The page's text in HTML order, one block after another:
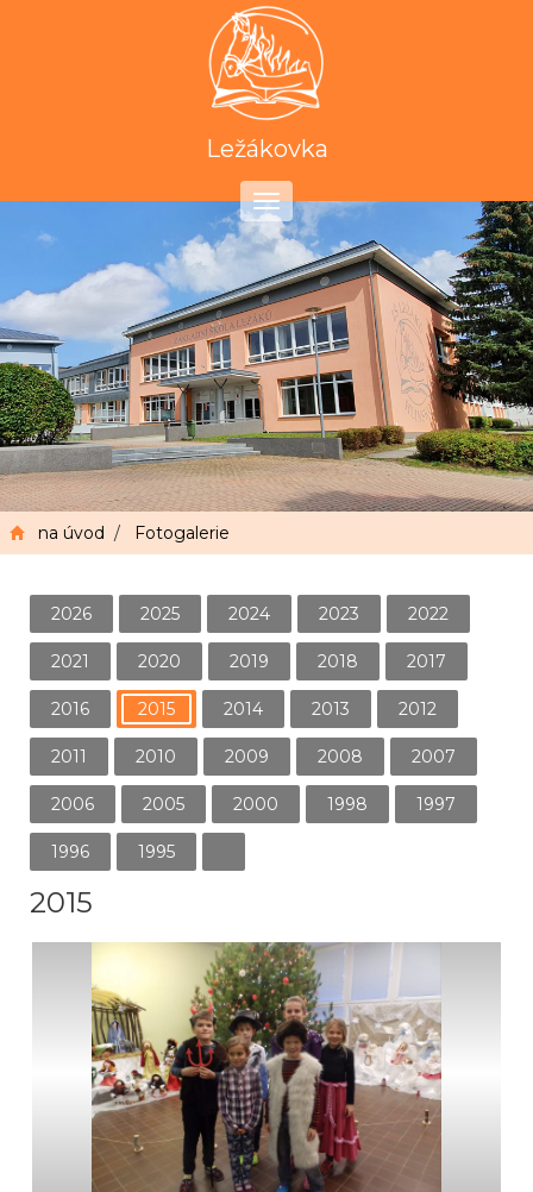
Ležákovka
Toggle
navigation
na úvod / Fotogalerie
2026 2025 2024 2023 2022
2021 2020 2019 2018 2017
2016 2015 2014 2013 2012
2011 2010 2009 2008 2007
2006 2005 2000 1998 1997
1996 1995
2015